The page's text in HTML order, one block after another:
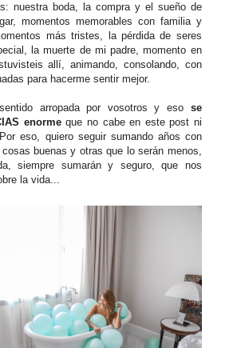
nuestra boda, la compra y el sueño de
momentos memorables con familia y
más tristes, la pérdida de seres
la muerte de mi padre, momento en
allí, animando, consolando, con
para hacerme sentir mejor.
arropada por vosotros y eso se
enormeque no cabe en este post ni
eso, quiero seguir sumando años con
buenas y otras que lo serán menos,
siempre sumarán y seguro, que nos
la vida...